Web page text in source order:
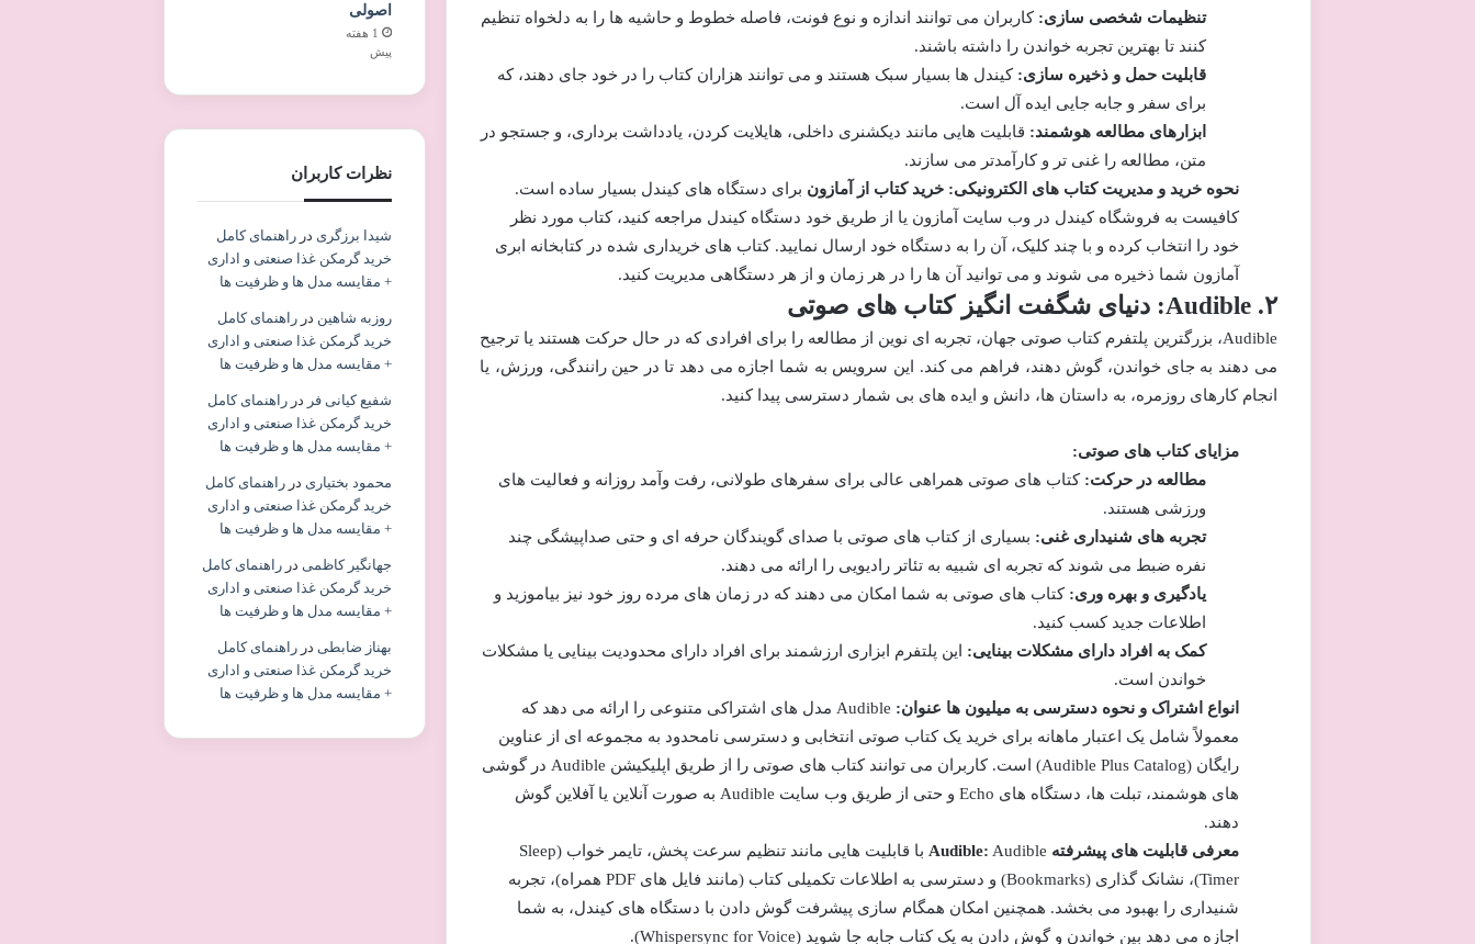
تنظیمات شخصی سازی: کاربران می توانند اندازه و نوع فونت، فاصله خطوط و حاشیه ها را به دلخواه تنظیم
کنند تا بهترین تجربه خواندن را داشته باشند.
قابلیت حمل و ذخیره سازی: کیندل ها بسیار سبک هستند و می توانند هزاران کتاب را در خود جای دهند، که
برای سفر و جابه جایی ایده آل است.
ابزارهای مطالعه هوشمند: قابلیت هایی مانند دیکشنری داخلی، هایلایت کردن، یادداشت برداری، و جستجو در
متن، مطالعه را غنی تر و کارآمدتر می سازند.
نحوه خرید و مدیریت کتاب های الکترونیکی: خرید کتاب از آمازون برای دستگاه های کیندل بسیار ساده است.
کافیست به فروشگاه کیندل در وب سایت آمازون یا از طریق خود دستگاه کیندل مراجعه کنید، کتاب مورد نظر
خود را انتخاب کرده و با چند کلیک، آن را به دستگاه خود ارسال نمایید. کتاب های خریداری شده در کتابخانه ابری
آمازون شما ذخیره می شوند و می توانید آن ها را در هر زمان و از هر دستگاهی مدیریت کنید.
۲. Audible: دنیای شگفت انگیز کتاب های صوتی
Audible، بزرگترین پلتفرم کتاب صوتی جهان، تجربه ای نوین از مطالعه را برای افرادی که در حال حرکت هستند یا ترجیح
می دهند به جای خواندن، گوش دهند، فراهم می کند. این سرویس به شما اجازه می دهد تا در حین رانندگی، ورزش، یا
انجام کارهای روزمره، به داستان ها، دانش و ایده های بی شمار دسترسی پیدا کنید.
مزایای کتاب های صوتی:
مطالعه در حرکت: کتاب های صوتی همراهی عالی برای سفرهای طولانی، رفت وآمد روزانه و فعالیت های
ورزشی هستند.
تجربه های شنیداری غنی: بسیاری از کتاب های صوتی با صدای گویندگان حرفه ای و حتی صداپیشگی چند
نفره ضبط می شوند که تجربه ای شبیه به تئاتر رادیویی را ارائه می دهند.
یادگیری و بهره وری: کتاب های صوتی به شما امکان می دهند که در زمان های مرده روز خود نیز بیاموزید و
اطلاعات جدید کسب کنید.
کمک به افراد دارای مشکلات بینایی: این پلتفرم ابزاری ارزشمند برای افراد دارای محدودیت بینایی یا مشکلات
خواندن است.
انواع اشتراک و نحوه دسترسی به میلیون ها عنوان:
Audible مدل های اشتراکی متنوعی را ارائه می دهد که
معمولاً شامل یک اعتبار ماهانه برای خرید یک کتاب صوتی انتخابی و دسترسی نامحدود به مجموعه ای از عناوین
رایگان (Audible Plus Catalog) است. کاربران می توانند کتاب های صوتی را از طریق اپلیکیشن Audible در گوشی
های هوشمند، تبلت ها، دستگاه های Echo و حتی از طریق وب سایت Audible به صورت آنلاین یا آفلاین گوش
دهند.
معرفی قابلیت های پیشرفته Audible:
Audible با قابلیت هایی مانند تنظیم سرعت پخش، تایمر خواب (Sleep
Timer)، نشانک گذاری (Bookmarks) و دسترسی به اطلاعات تکمیلی کتاب (مانند فایل های PDF همراه)، تجربه
شنیداری را بهبود می بخشد. همچنین امکان همگام سازی پیشرفت گوش دادن با دستگاه های کیندل، به شما
اجازه می دهد بین خواندن و گوش دادن به یک کتاب جابه جا شوید (Whispersync for Voice).
اصولی
1 هفته
پیش
نظرات کاربران
شیدا برزگریدر راهنمای کامل
خرید گرمکن غذا صنعتی و اداری
+ مقایسه مدل ها و ظرفیت ها
روزبه شاهین در راهنمای کامل
خرید گرمکن غذا صنعتی و اداری
+ مقایسه مدل ها و ظرفیت ها
شفیع کیانی فر در راهنمای کامل
خرید گرمکن غذا صنعتی و اداری
+ مقایسه مدل ها و ظرفیت ها
محمود بختیاریدر راهنمای کامل
خرید گرمکن غذا صنعتی و اداری
+ مقایسه مدل ها و ظرفیت ها
جهانگیر کاظمی در راهنمای کامل
خرید گرمکن غذا صنعتی و اداری
+ مقایسه مدل ها و ظرفیت ها
بهناز ضابطی در راهنمای کامل
خرید گرمکن غذا صنعتی و اداری
+ مقایسه مدل ها و ظرفیت ها